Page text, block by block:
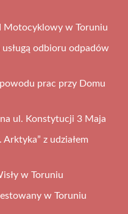
Motocyklowy w Toruniu
odbioru odpadów
prac przy Domu
ul. Konstytucji 3 Maja
z udziałem
w Toruniu
w Toruniu